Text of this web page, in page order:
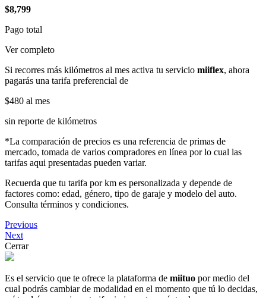
$8,799
Pago total
Ver completo
Si recorres más kilómetros al mes activa tu servicio miiflex, ahora
pagarás una tarifa preferencial de
$480 al mes
sin reporte de kilómetros
*La comparación de precios es una referencia de primas de
mercado, tomada de varios compradores en línea por lo cual las
tarifas aqui presentadas pueden variar.
Recuerda que tu tarifa por km es personalizada y depende de
factores como: edad, género, tipo de garaje y modelo del auto.
Consulta términos y condiciones.
Previous
Next
Cerrar
Es el servicio que te ofrece la plataforma de miituo por medio del
cual podrás cambiar de modalidad en el momento que tú lo decidas,